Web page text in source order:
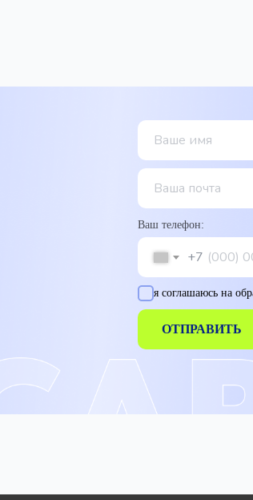
Ваш телефон:
+7
я соглашаюсь на
ОТПРАВИТЬ